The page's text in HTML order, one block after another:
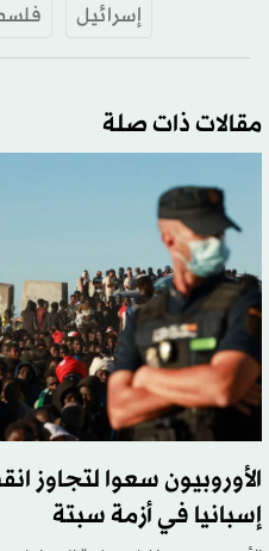
إسرائيل
مقالات ذات صلة
الأوروبيون سعوا لتجاوز
إسبانيا في أزمة سبتة